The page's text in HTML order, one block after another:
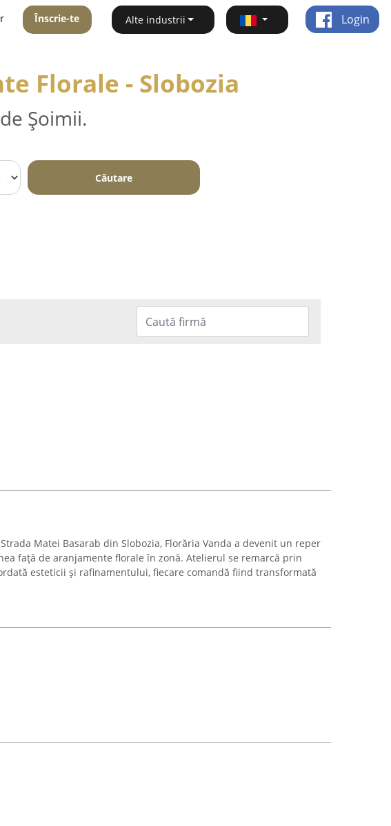
Înscrie-te Alte industrii Login
Florale - Slobozia
Șoimii.
Căutare
Matei Basarab din Slobozia, Florăria Vanda a devenit un reper
față de aranjamente florale în zonă. Atelierul se remarcă prin
esteticii și rafinamentului, fiecare comandă fiind transformată